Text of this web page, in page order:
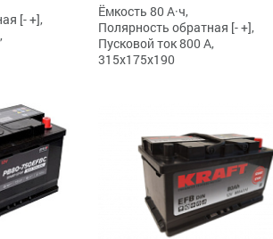
[- +],
Ёмкость 80 А·ч,
Полярность обратная [- +],
Пусковой ток 800 А,
315x175x190